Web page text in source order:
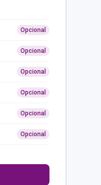
Opcional
Opcional
Opcional
Opcional
Opcional
Opcional